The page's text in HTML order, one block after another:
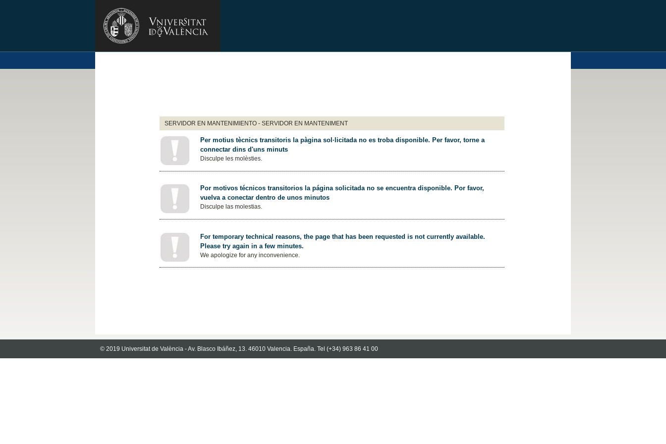
SERVIDOR EN MANTENIMIENTO - SERVIDOR EN MANTENIMENT
Per motius tècnics transitoris la pàgina sol·licitada no es troba disponible. Per favor, torne a
connectar dins d'uns minuts
Disculpe les molèsties.
Por motivos técnicos transitorios la página solicitada no se encuentra disponible. Por favor,
vuelva a conectar dentro de unos minutos
Disculpe las molestias.
For temporary technical reasons, the page that has been requested is not currently available.
Please try again in a few minutes.
We apologize for any inconvenience.
© 2019 Universitat de València - Av. Blasco Ibáñez, 13. 46010 Valencia. España. Tel (+34) 963 86 41 00